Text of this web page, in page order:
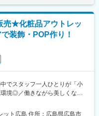
、早く業務終了するを作るな
やすい環境です。
績)
ソフトウェアメーカーとして
ポート業務に携わっていただ
お問い合わせ対応を通じて、
けられるよう支援する、社会
間休日は125日（完全週休2日
やすい勤務環境です。勤務終
め、安心して働けます。
表記です。
売★化粧品アウトレッ
装飾・POP作り！
でスタッフ一人ひとりが「小
境◎／働きながら美しくなれ
ット広島 住所：広島県広島市